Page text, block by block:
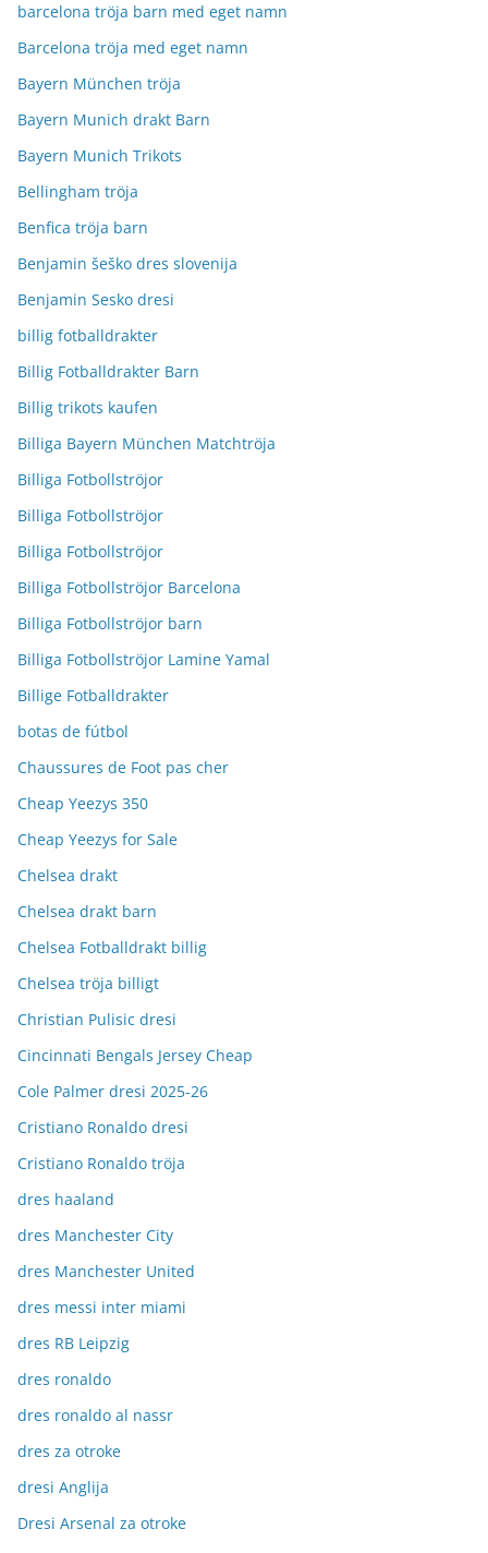
barcelona tröja barn med eget namn
Barcelona tröja med eget namn
Bayern München tröja
Bayern Munich drakt Barn
Bayern Munich Trikots
Bellingham tröja
Benfica tröja barn
Benjamin šeško dres slovenija
Benjamin Sesko dresi
billig fotballdrakter
Billig Fotballdrakter Barn
Billig trikots kaufen
Billiga Bayern München Matchtröja
Billiga Fotbollströjor
Billiga Fotbollströjor
Billiga Fotbollströjor
Billiga Fotbollströjor Barcelona
Billiga Fotbollströjor barn
Billiga Fotbollströjor Lamine Yamal
Billige Fotballdrakter
botas de fútbol
Chaussures de Foot pas cher
Cheap Yeezys 350
Cheap Yeezys for Sale
Chelsea drakt
Chelsea drakt barn
Chelsea Fotballdrakt billig
Chelsea tröja billigt
Christian Pulisic dresi
Cincinnati Bengals Jersey Cheap
Cole Palmer dresi 2025-26
Cristiano Ronaldo dresi
Cristiano Ronaldo tröja
dres haaland
dres Manchester City
dres Manchester United
dres messi inter miami
dres RB Leipzig
dres ronaldo
dres ronaldo al nassr
dres za otroke
dresi Anglija
Dresi Arsenal za otroke